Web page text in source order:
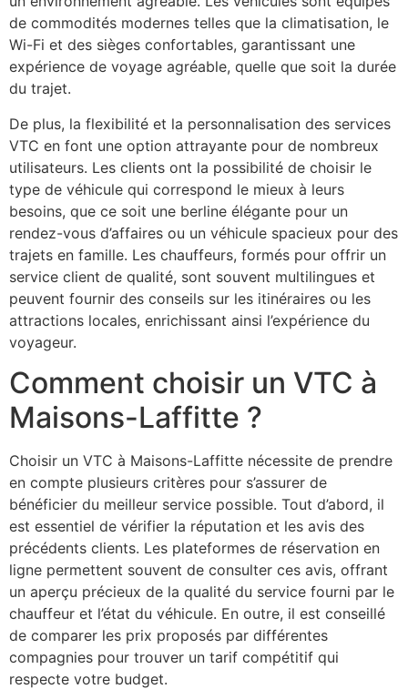
de commodités modernes telles que la climatisation, le
Wi-Fi et des sièges confortables, garantissant une
expérience de voyage agréable, quelle que soit la durée
du trajet.
De plus, la flexibilité et la personnalisation des services
VTC en font une option attrayante pour de nombreux
utilisateurs. Les clients ont la possibilité de choisir le
type de véhicule qui correspond le mieux à leurs
besoins, que ce soit une berline élégante pour un
rendez-vous d’affaires ou un véhicule spacieux pour des
trajets en famille. Les chauffeurs, formés pour offrir un
service client de qualité, sont souvent multilingues et
peuvent fournir des conseils sur les itinéraires ou les
attractions locales, enrichissant ainsi l’expérience du
voyageur.
Comment choisir un VTC à
Maisons-Laffitte ?
Choisir un VTC à Maisons-Laffitte nécessite de prendre
en compte plusieurs critères pour s’assurer de
bénéficier du meilleur service possible. Tout d’abord, il
est essentiel de vérifier la réputation et les avis des
précédents clients. Les plateformes de réservation en
ligne permettent souvent de consulter ces avis, offrant
un aperçu précieux de la qualité du service fourni par le
chauffeur et l’état du véhicule. En outre, il est conseillé
de comparer les prix proposés par différentes
compagnies pour trouver un tarif compétitif qui
respecte votre budget.